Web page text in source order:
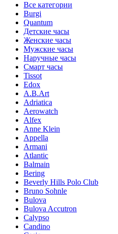
Все категории
Burgi
Quantum
Детские часы
Женские часы
Мужские часы
Наручные часы
Смарт часы
Tissot
Edox
A.B.Art
Adriatica
Aerowatch
Alfex
Anne Klein
Appella
Armani
Atlantic
Balmain
Bering
Beverly Hills Polo Club
Bruno Sohnle
Bulova
Bulova Accutron
Calypso
Candino